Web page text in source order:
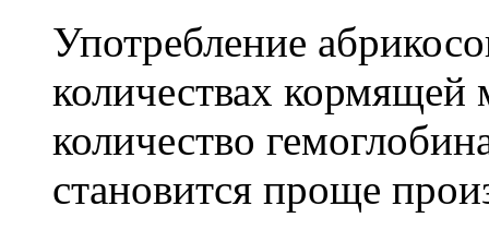
Употребление
количествах кормящей
количество
становится проще